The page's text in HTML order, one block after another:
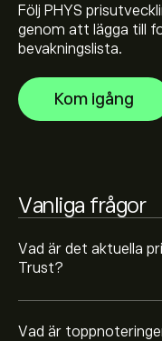
Följ PHYS
genom att lägga till
bevakningslista.
Kom igång
Vanliga frågor
Vad är det aktuella
Trust?
Vad är
Välj tidsramen "1D"
Sprott Physical Gold
Gold Trust har
senaste året.
För att köpa PHYS,
som kommer att
framtiden.